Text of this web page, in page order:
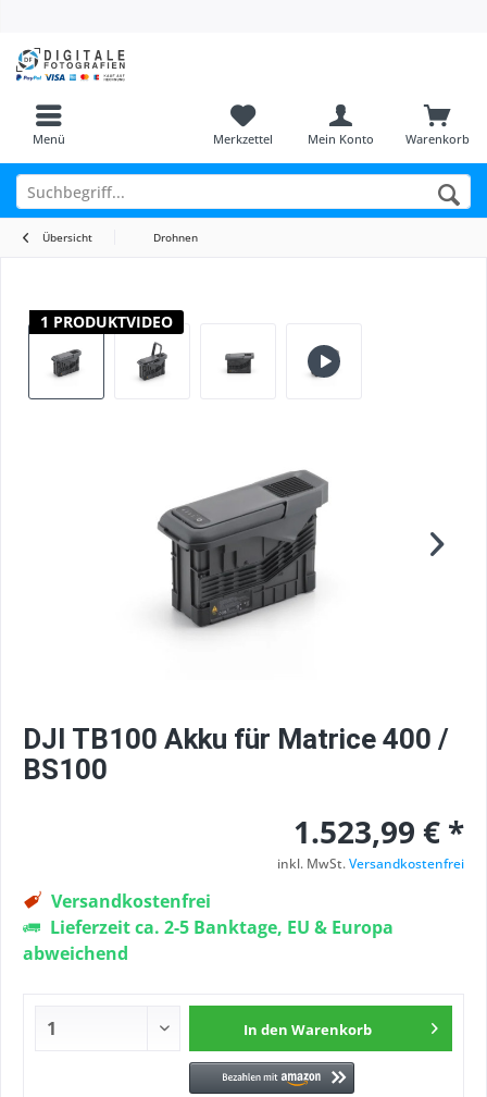
Menü Warenkorb
Merkzettel Mein Konto
Übersicht Drohnen
1 PRODUKTVIDEO
DJI TB100 Akku für Matrice 400 /
BS100
1.523,99 € *
inkl. MwSt.Versandkostenfrei
Versandkostenfrei
Lieferzeit ca. 2-5 Banktage, EU & Europa
abweichend
In den Warenkorb